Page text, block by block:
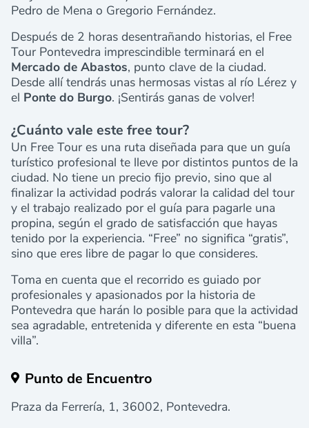
Pedro de Mena o Gregorio Fernández.
Después de 2 horas desentrañando historias, el Free
Tour Pontevedra imprescindible terminará en el
Mercado de Abastos, punto clave de la ciudad.
Desde allí tendrás unas hermosas vistas al río Lérez y
el Ponte do Burgo. ¡Sentirás ganas de volver!
¿Cuánto vale este free tour?
Un Free Tour es una ruta diseñada para que un guía
turístico profesional te lleve por distintos puntos de la
ciudad. No tiene un precio fijo previo, sino que al
finalizar la actividad podrás valorar la calidad del tour
y el trabajo realizado por el guía para pagarle una
propina, según el grado de satisfacción que hayas
tenido por la experiencia. “Free” no significa “gratis”,
sino que eres libre de pagar lo que consideres.
Toma en cuenta que el recorrido es guiado por
profesionales y apasionados por la historia de
Pontevedra que harán lo posible para que la actividad
sea agradable, entretenida y diferente en esta “buena
villa”.
Punto de Encuentro
Praza da Ferrería, 1, 36002, Pontevedra.